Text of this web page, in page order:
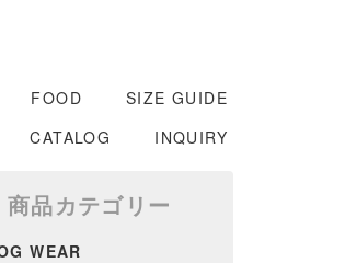
FOOD
SIZE GUIDE
CATALOG INQUIRY
商品カテゴリー
WEAR